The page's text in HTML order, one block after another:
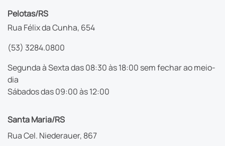
Pelotas/RS
Rua Félix da Cunha, 654
(53) 3284.0800
Segunda à Sexta das 08:30 às 18:00 sem fechar ao meio-
dia
Sábados das 09:00 às 12:00
Santa Maria/RS
Rua Cel. Niederauer, 867